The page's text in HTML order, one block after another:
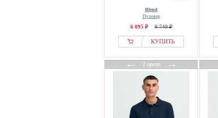
Blend
Пуловер
6 095 ₽ 9 740 ₽
КУПИТЬ
←2 цвета→